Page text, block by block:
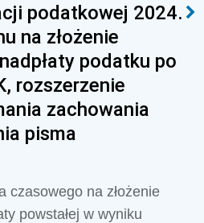
podatkowej 2024.
na złożenie
podatku po
rozszerzenie
zachowania
pisma
czasowego na złożenie
powstałej w wyniku